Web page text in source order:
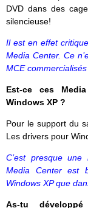
DVD dans des
silencieuse!
Il est en effet
Media Center. Ce
MCE
Est-ce ces
Windows XP ?
Pour le support du
Les drivers pour
C’est presque une
Media Center est
Windows XP que
As-tu